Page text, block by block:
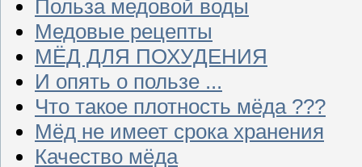
Польза медовой воды
Медовые рецепты
МЁД ДЛЯ ПОХУДЕНИЯ
И опять о пользе ...
Что такое плотность мёда ???
Мёд не имеет срока хранения
Качество мёда